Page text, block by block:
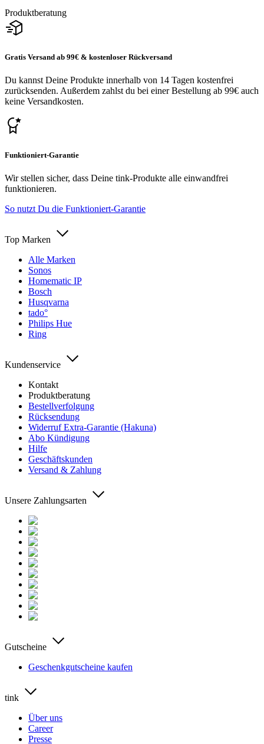
Produktberatung
Gratis Versand ab 99€ & kostenloser Rückversand
Du kannst Deine Produkte innerhalb von 14 Tagen kostenfrei
zurücksenden. Außerdem zahlst du bei einer Bestellung ab 99€ auch
keine Versandkosten.
Funktioniert-Garantie
Wir stellen sicher, dass Deine tink-Produkte alle einwandfrei
funktionieren.
So nutzt Du die Funktioniert-Garantie
Top Marken
Alle Marken
Sonos
Homematic IP
Bosch
Husqvarna
tado°
Philips Hue
Ring
Kundenservice
Kontakt
Produktberatung
Bestellverfolgung
Rücksendung
Widerruf Extra-Garantie (Hakuna)
Abo Kündigung
Hilfe
Geschäftskunden
Versand & Zahlung
Unsere Zahlungsarten
Gutscheine
Geschenkgutscheine kaufen
tink
Über uns
Career
Presse